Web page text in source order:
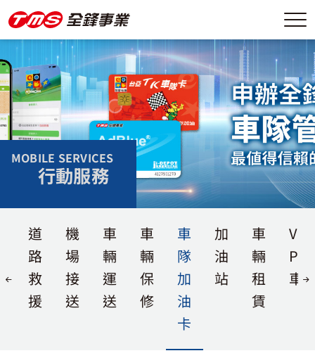
MOBILE SERVICES
行動服務
道
路
救
援
機
場
接
送
車
輛
運
送
車
輛
保
修
車
隊
加
油
卡
加
油
站
車
輛
租
賃
V-
車